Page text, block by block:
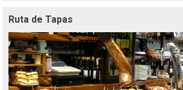
Ruta de Tapas